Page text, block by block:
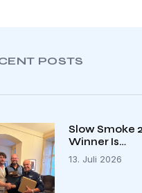
POSTS
Slow Smoke
Winner Is…
13. Juli 2026